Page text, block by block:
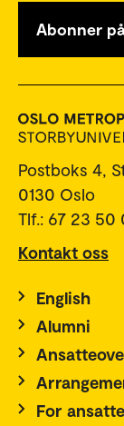
Abonner
Postboks 4,
0130 Oslo
Tlf.: 67 23 50
Kontakt oss
English
Alumni
For ansatte